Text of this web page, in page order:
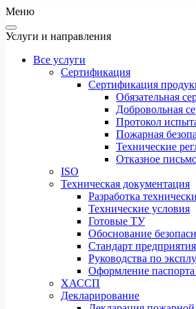
Меню
Услуги и направления
Все услуги
Сертификация
Сертификация
Обязательная
Добровольная
Протокол
Пожарная
Технические
Отказное
ISO
Техническая документация
Разработка
Технические условия
Готовые ТУ
Обоснование
Стандарт
Руководства по
Оформление
ХАССП
Декларирование